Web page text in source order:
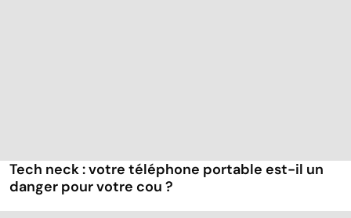
Tech neck : votre téléphone portable est-il un
danger pour votre cou ?